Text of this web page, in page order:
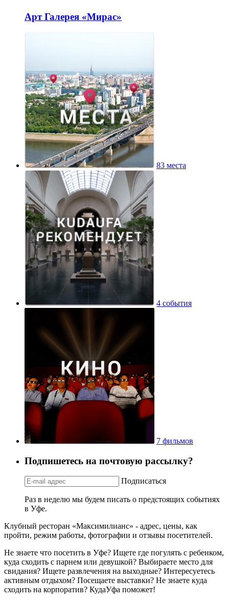
Арт Галерея «Мирас»
83 места
4 события
7 фильмов
Подпишетесь на почтовую рассылку?
Подписаться
Раз в неделю мы будем писать о предстоящих событиях
в Уфе.
Клубный ресторан «Максимилианс» - адрес, цены, как
пройти, режим работы, фотографии и отзывы посетителей.
Не знаете что посетить в Уфе? Ищете где погулять с ребенком,
куда сходить с парнем или девушкой? Выбираете место для
свидания? Ищете развлечения на выходные? Интересуетесь
активным отдыхом? Посещаете выставки? Не знаете куда
сходить на корпоратив? КудаУфа поможет!